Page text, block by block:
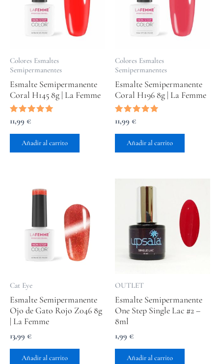
Colores Esmaltes
Semipermanentes
Esmalte Semipermanente
Coral H145 8g | La Femme
Valorado
con
5.00
de 5
11,99 €
Añadir al carrito
Colores Esmaltes
Semipermanentes
Esmalte Semipermanente
Coral H196 8g | La Femme
Valorado
con
5.00
de 5
11,99 €
Añadir al carrito
Cat Eye
Esmalte Semipermanente
Ojo de Gato Rojo Z046 8g
| La Femme
13,99 €
Añadir al carrito
OUTLET
Esmalte Semipermanente
One Step Single Lac #2 –
8ml
1,99 €
Añadir al carrito